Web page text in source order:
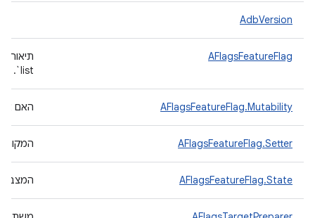
AdbVersion
AFlagsFeatureFlag
list`.
AFlagsFeatureFlag.Mutability האם
AFlagsFeatureFlag.Setter המקום
AFlagsFeatureFlag.State המצב